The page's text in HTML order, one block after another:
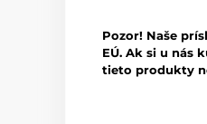
Pozor! Naše
EÚ. Ak si u nás
tieto produkty